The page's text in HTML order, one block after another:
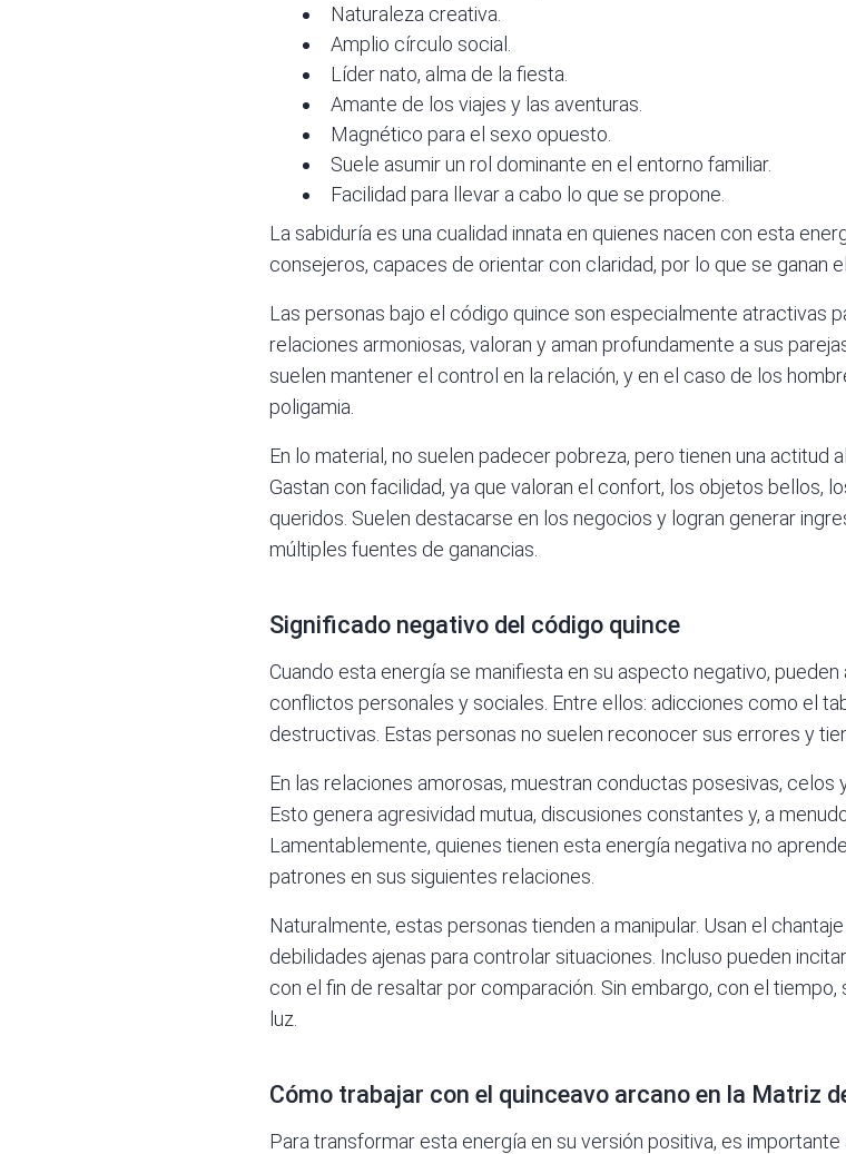
Naturaleza creativa.
Amplio círculo social.
Líder nato, alma de la fiesta.
Amante de los viajes y las aventuras.
Magnético para el sexo opuesto.
Suele asumir un rol dominante en el entorno familiar.
Facilidad para llevar a cabo lo que se propone.
La sabiduría es una cualidad innata en quienes nacen con esta
consejeros, capaces de orientar con claridad, por lo que se ganan
Las personas bajo el código quince son especialmente atractivas
relaciones armoniosas, valoran y aman profundamente a sus
suelen mantener el control en la relación, y en el caso de los
poligamia.
En lo material, no suelen padecer pobreza, pero tienen una actitud
Gastan con facilidad, ya que valoran el confort, los objetos bellos,
queridos. Suelen destacarse en los negocios y logran generar
múltiples fuentes de ganancias.
Significado negativo del código quince
Cuando esta energía se manifiesta en su aspecto negativo,
conflictos personales y sociales. Entre ellos: adicciones como el
destructivas. Estas personas no suelen reconocer sus errores y
En las relaciones amorosas, muestran conductas posesivas, celos
Esto genera agresividad mutua, discusiones constantes y, a
Lamentablemente, quienes tienen esta energía negativa no
patrones en sus siguientes relaciones.
Naturalmente, estas personas tienden a manipular. Usan el
debilidades ajenas para controlar situaciones. Incluso pueden
con el fin de resaltar por comparación. Sin embargo, con el
luz.
Cómo trabajar con el quinceavo arcano en la Matriz
Para transformar esta energía en su versión positiva, es